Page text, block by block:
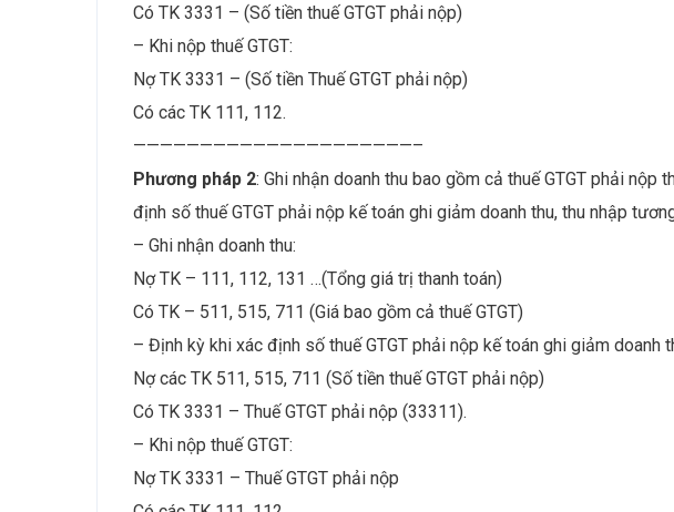
Có TK 3331 – (Số tiền thuế GTGT phải nộp)
– Khi nộp thuế GTGT:
Nợ TK 3331 – (Số tiền Thuế GTGT phải nộp)
Có các TK 111, 112.
—————————————————————–
Phương pháp 2: Ghi nhận doanh thu bao gồm cả thuế GTGT phải
định số thuế GTGT phải nộp kế toán ghi giảm doanh thu, thu nhập
– Ghi nhận doanh thu:
Nợ TK – 111, 112, 131 …(Tổng giá trị thanh toán)
Có TK – 511, 515, 711 (Giá bao gồm cả thuế GTGT)
– Định kỳ khi xác định số thuế GTGT phải nộp kế toán ghi giảm doanh
Nợ các TK 511, 515, 711 (Số tiền thuế GTGT phải nộp)
Có TK 3331 – Thuế GTGT phải nộp (33311).
– Khi nộp thuế GTGT:
Nợ TK 3331 – Thuế GTGT phải nộp